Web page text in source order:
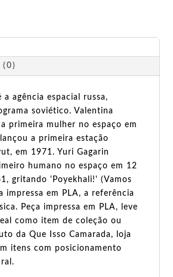
(0)
a agência espacial russa,
soviético. Valentina
primeira mulher no espaço em
a primeira estação
em 1971. Yuri Gagarin
humano no espaço em 12
gritando 'Poyekhali!' (Vamos
impressa em PLA, a referência
Peça impressa em PLA, leve
como item de coleção ou
da Que Isso Camarada, loja
itens com posicionamento